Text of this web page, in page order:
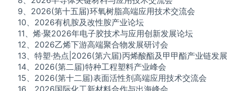
9、2026(第十五届)环氧树脂高端应用技术交流会
10、2026有机胺及改性胺产业论坛
11、烯·聚2026年电子胶技术与应用创新发展论坛
12、2026乙烯下游高端聚合物发展研讨会
13、特塑·热点|2026(第六届)丙烯酸酯及甲甲酯产业链发
14、2026(第二届)特种工程塑料产业峰会
15、2026(第十二届)表面活性剂高端应用技术交流会